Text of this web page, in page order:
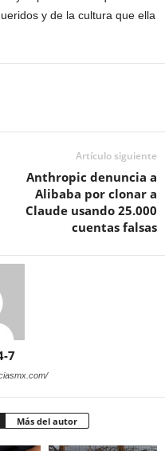
y de la cultura que ella
Artículo siguiente
Anthropic denuncia a
Alibaba por clonar a
Claude usando 25.000
cuentas falsas
7
Más del autor